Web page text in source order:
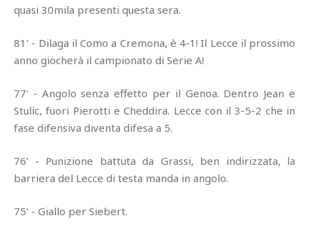
quasi 30mila presenti questa sera.
81' - Dilaga il Como a Cremona, è 4-1! Il Lecce il prossimo
anno giocherà il campionato di Serie A!
77' - Angolo senza effetto per il Genoa. Dentro Jean e
Stulic, fuori Pierotti e Cheddira. Lecce con il 3-5-2 che in
fase difensiva diventa difesa a 5.
76' - Punizione battuta da Grassi, ben indirizzata, la
barriera del Lecce di testa manda in angolo.
75' - Giallo per Siebert.